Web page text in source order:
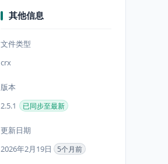
其他信息
文件类型
crx
版本
2.5.1
已同步至最新
更新日期
2026年2月19日
5个月前